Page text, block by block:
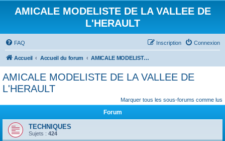
AMICALE MODELISTE DE LA VALLEE DE
L'HERAULT
FAQ Connexion
Inscription
Accueil Accueil du forum AMICALE MODELISTE DE LA VALLEE DE L'HERAULT
AMICALE MODELISTE DE LA VALLEE DE
L'HERAULT
Marquer tous les sous-forums comme lus
Forum
TECHNIQUES
Sujets : 424